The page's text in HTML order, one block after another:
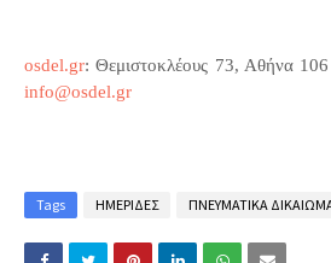
osdel.gr: Θεμιστοκλέους 73, Αθήνα
info@osdel.gr
Tags ΗΜΕΡΙΔΕΣ ΠΝΕΥΜΑΤΙΚΑ